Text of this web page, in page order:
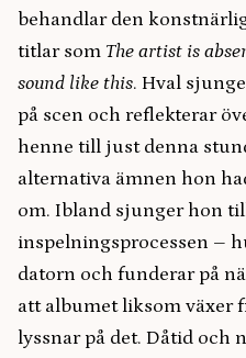
behandlar den
titlar som The artist is
sound like this. Hval
på scen och reflekterar
henne till just denna
alternativa ämnen hon
om. Ibland sjunger hon
inspelningsprocessen –
datorn och funderar på
att albumet liksom växer
lyssnar på det. Dåtid och